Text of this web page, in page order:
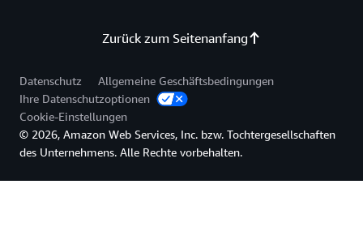
Zurück zum Seitenanfang
Datenschutz
Allgemeine Geschäftsbedingungen
Ihre Datenschutzoptionen
Cookie-Einstellungen
© 2026, Amazon Web Services, Inc. bzw. Tochtergesellschaften
des Unternehmens. Alle Rechte vorbehalten.